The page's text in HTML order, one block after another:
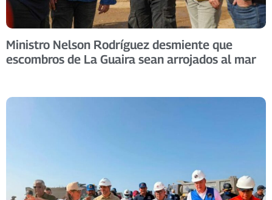
Ministro Nelson Rodríguez desmiente que
escombros de La Guaira sean arrojados al mar